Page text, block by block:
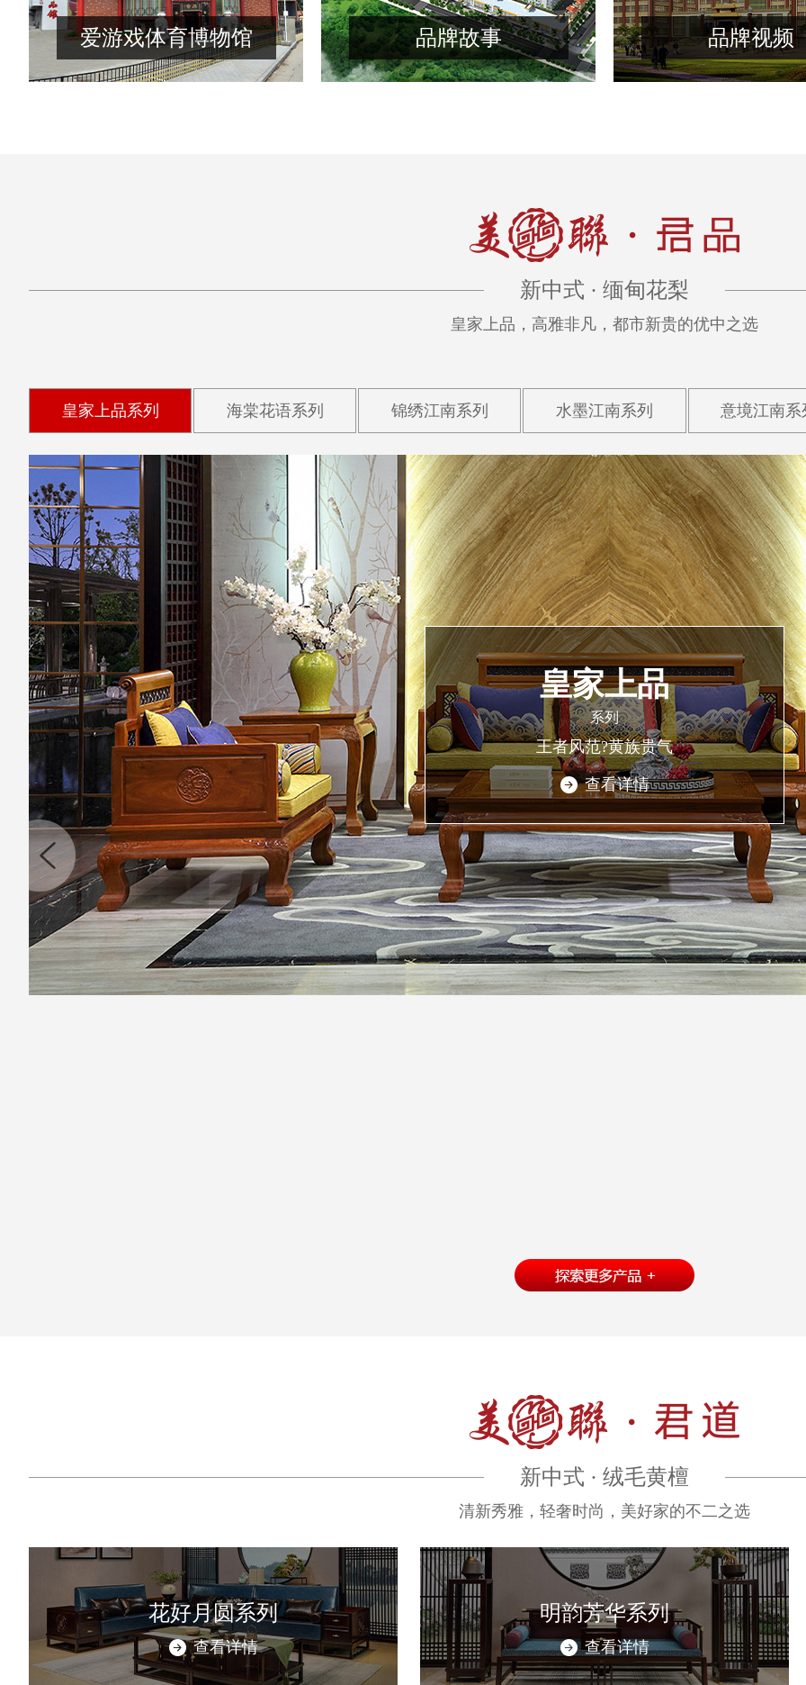
爱游戏体育博物馆 品牌故事 品牌视频
新中式 · 缅甸花梨
皇家上品，高雅非凡，都市新贵的优中之选
皇家上品系列 海棠花语系列 锦绣江南系列 水墨江南系列 意境江南系
皇家上品
系列
王者风范?黄族贵气
查看详情
新中式 · 绒毛黄檀
清新秀雅，轻奢时尚，美好家的不二之选
花好月圆系列
查看详情
明韵芳华系列
查看详情